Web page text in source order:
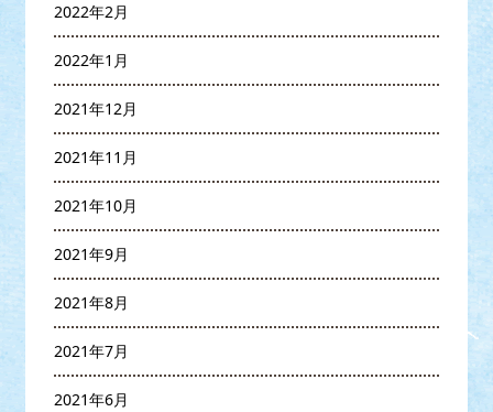
2022年2月
2022年1月
2021年12月
2021年11月
2021年10月
2021年9月
2021年8月
2021年7月
2021年6月